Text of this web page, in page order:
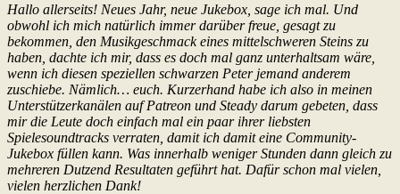
Hallo allerseits! Neues Jahr, neue Jukebox, sage ich mal. Und
obwohl ich mich natürlich immer darüber freue, gesagt zu
bekommen, den Musikgeschmack eines mittelschweren Steins zu
haben, dachte ich mir, dass es doch mal ganz unterhaltsam wäre,
wenn ich diesen speziellen schwarzen Peter jemand anderem
zuschiebe. Nämlich… euch. Kurzerhand habe ich also in meinen
Unterstützerkanälen auf Patreon und Steady darum gebeten, dass
mir die Leute doch einfach mal ein paar ihrer liebsten
Spielesoundtracks verraten, damit ich damit eine Community-
Jukebox füllen kann. Was innerhalb weniger Stunden dann gleich zu
mehreren Dutzend Resultaten geführt hat. Dafür schon mal vielen,
vielen herzlichen Dank!